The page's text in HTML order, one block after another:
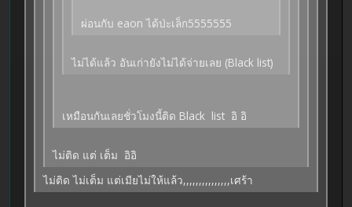
ผ่อนกับ eaon ได้ป่ะเล็ก5555555
ไม่ได้แล้ว อันเก่ายังไม่ได้จ่ายเลย (Black list)
เหมือนกันเลยชั่วโมงนี้ติด Black list อิ อิ
ไม่ติด แต่ เต็ม อิอิ
ไม่ติด ไม่เต็ม แต่เมียไม่ให้แล้ว,,,,,,,,,,,,,,,เศร้า